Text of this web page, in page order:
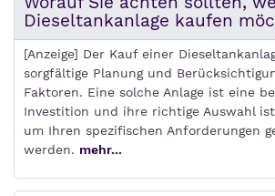
Dieseltankanlage kaufen
[Anzeige] Der Kauf einer
sorgfältige Planung und
Faktoren. Eine solche Anlage ist eine
Investition und ihre richtige Auswahl
um Ihren spezifischen Anforderungen
werden. mehr...